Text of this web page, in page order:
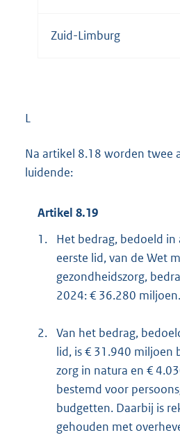
Zuid-Limburg
L
Na artikel 8.18 worden twee
luidende:
Artikel 8.19
1.
Het bedrag, bedoeld
eerste lid, van de Wet
gezondheidszorg,
2024: € 36.280 miljoen.
2. Van het bedrag,
lid, is € 31.940 miljoen
zorg in natura en €
bestemd voor
budgetten. Daarbij is
gehouden met